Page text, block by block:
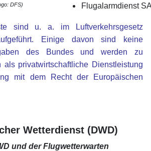
DFS)
Flugalarmdienst
sind u. a. im Luftverkehrsgesetz
Einige davon sind keine
des Bundes und werden zu
als privatwirtschaftliche Dienstleistung
mit dem Recht der Europäischen
Wetterdienst (DWD)
und der Flugwetterwarten